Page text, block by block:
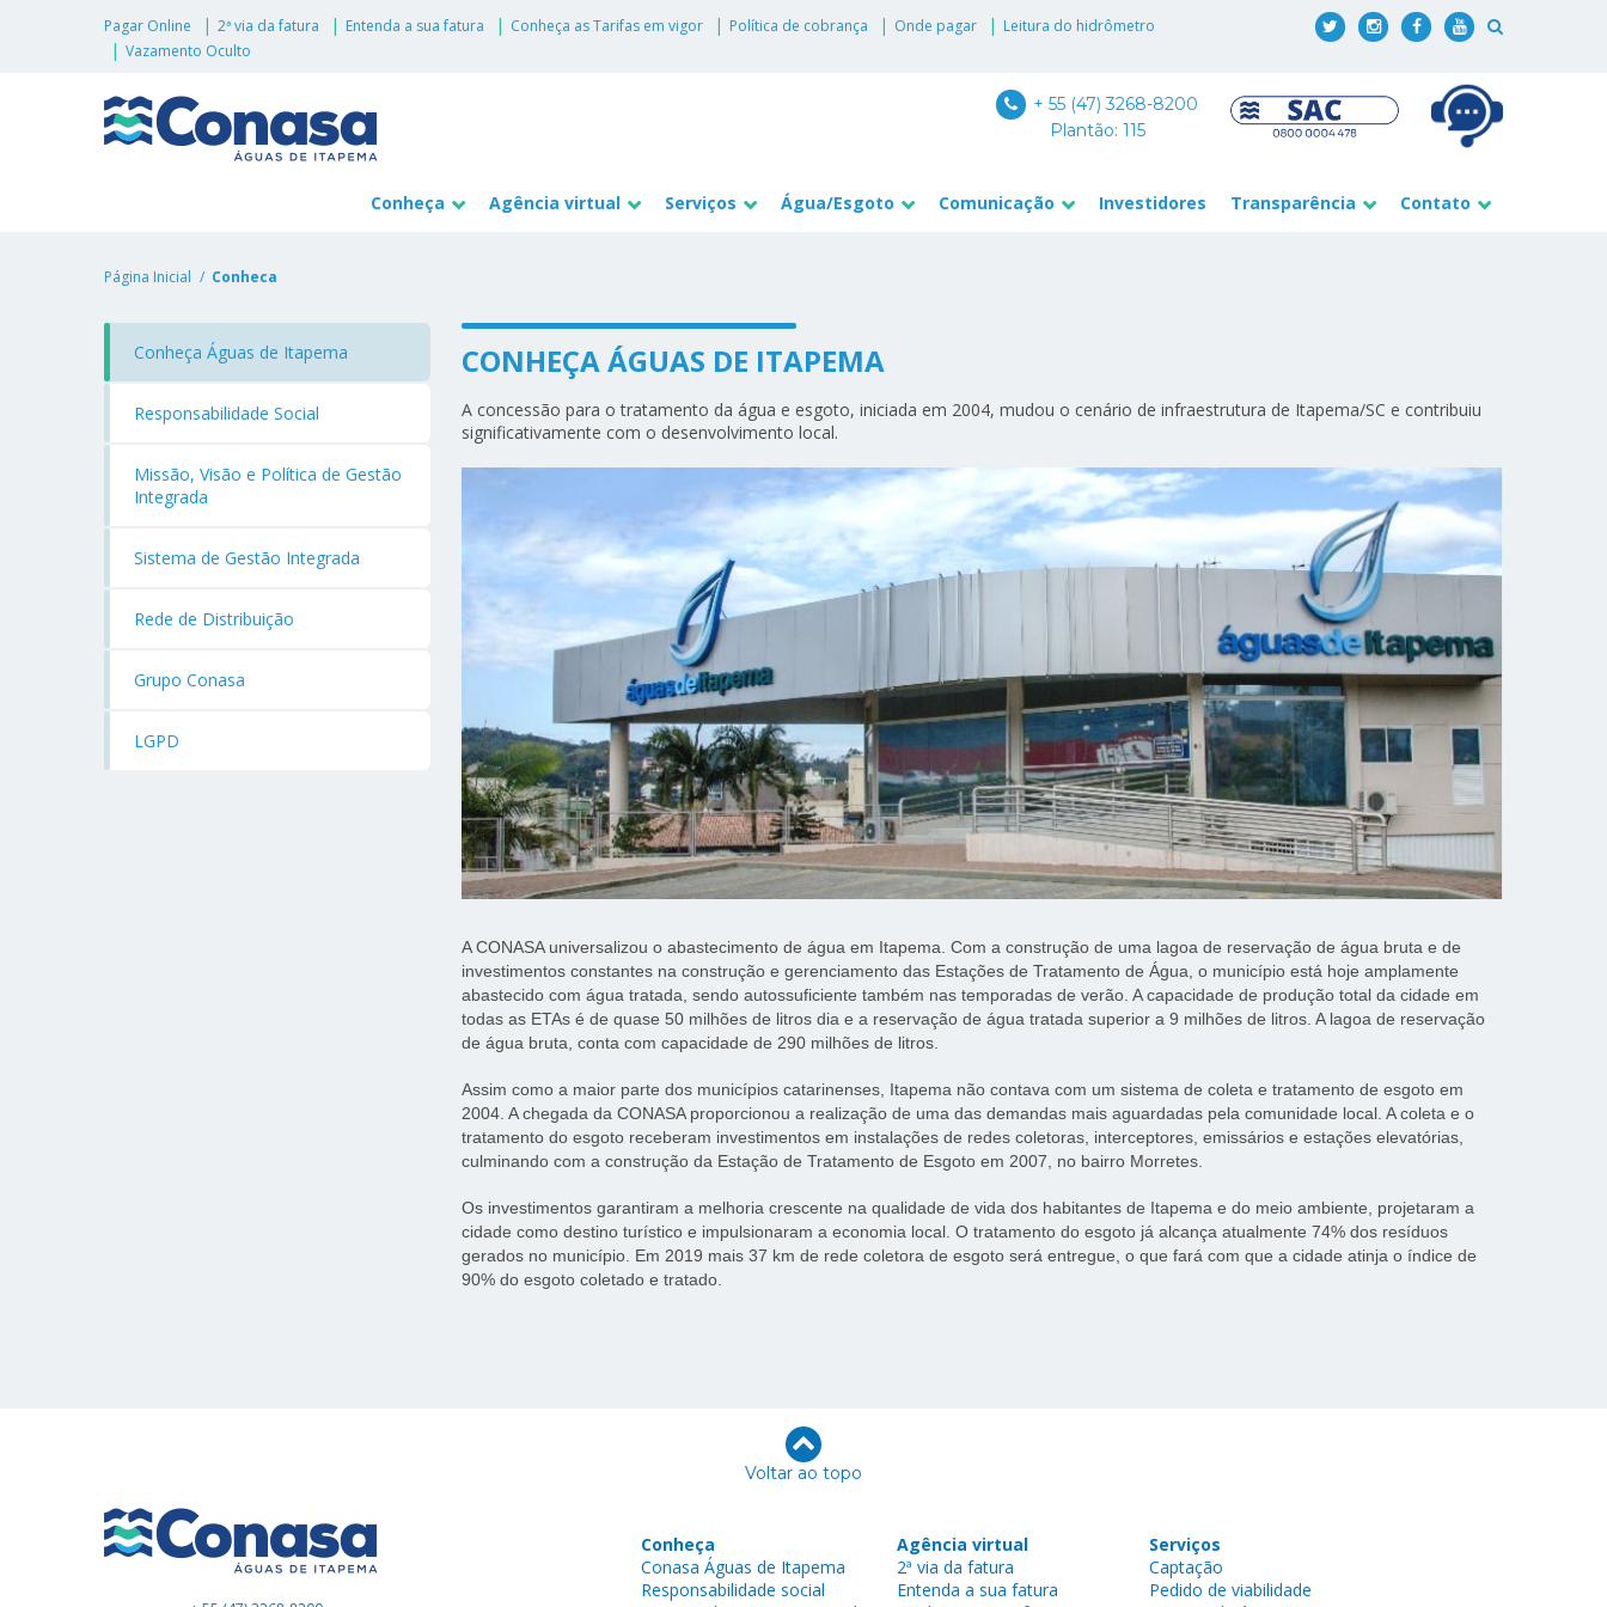
Pagar Online 2ª via da fatura Entenda a sua fatura Conheça as Tarifas em vigor Política de cobrança Onde pagar
Leitura do hidrômetro
Vazamento Oculto
+ 55 (47) 3268-8200
Plantão: 115
Conheça Agência virtual Serviços Água/Esgoto Comunicação Investidores Transparência Contato
Página Inicial Conheca
Conheça Águas de Itapema
Responsabilidade Social
Missão, Visão e Política de Gestão
Integrada
Sistema de Gestão Integrada
Rede de Distribuição
Grupo Conasa
LGPD
CONHEÇA ÁGUAS DE ITAPEMA
A concessão para o tratamento da água e esgoto, iniciada em 2004, mudou o cenário de infraestrutura de Itapema/SC e contribuiu
significativamente com o desenvolvimento local.
A CONASA universalizou o abastecimento de água em Itapema. Com a construção de uma lagoa de reservação de água bruta e de
investimentos constantes na construção e gerenciamento das Estações de Tratamento de Água, o município está hoje amplamente
abastecido com água tratada, sendo autossuficiente também nas temporadas de verão. A capacidade de produção total da cidade em
todas as ETAs é de quase 50 milhões de litros dia e a reservação de água tratada superior a 9 milhões de litros. A lagoa de reservação
de água bruta, conta com capacidade de 290 milhões de litros.
Assim como a maior parte dos municípios catarinenses, Itapema não contava com um sistema de coleta e tratamento de esgoto em
2004. A chegada da CONASA proporcionou a realização de uma das demandas mais aguardadas pela comunidade local. A coleta e o
tratamento do esgoto receberam investimentos em instalações de redes coletoras, interceptores, emissários e estações elevatórias,
culminando com a construção da Estação de Tratamento de Esgoto em 2007, no bairro Morretes.
Os investimentos garantiram a melhoria crescente na qualidade de vida dos habitantes de Itapema e do meio ambiente, projetaram a
cidade como destino turístico e impulsionaram a economia local. O tratamento do esgoto já alcança atualmente 74% dos resíduos
gerados no município. Em 2019 mais 37 km de rede coletora de esgoto será entregue, o que fará com que a cidade atinja o índice de
90% do esgoto coletado e tratado.
Voltar ao topo
Conheça
Conasa Águas de Itapema
Responsabilidade social
Agência virtual
2ª via da fatura
Entenda a sua fatura
Serviços
Captação
Pedido de viabilidade